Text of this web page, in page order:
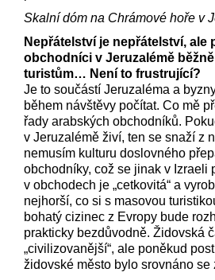
Skalní dóm na Chrámové hoře v
Nepřátelství je nepřátelství, ale
obchodníci v Jeruzalémě
turistům… Není to frustrující?
Je to součástí Jeruzaléma a
během návštěvy počítat. Co mě
řady arabských obchodníků.
v Jeruzalémě živí, ten se snaží z
nemusím kulturu doslovného
obchodníky, což se jinak v Izraeli
v obchodech je „cetkovitá“ a
nejhorší, co si s masovou
bohatý cizinec z Evropy bude
prakticky bezdůvodně. Židovská
„civilizovanější“, ale poněkud
židovské město bylo srovnáno